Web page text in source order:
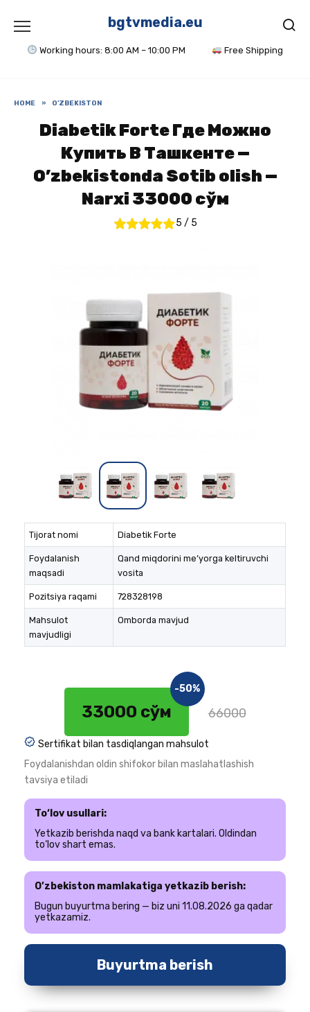
content
bgtvmedia.eu
Working hours: 8:00 AM – 10:00 PM Free Shipping
HOME » O'ZBEKISTON
Diabetik Forte Где Можно
Купить В Ташкенте —
O’zbekistonda Sotib olish —
Narxi 33000 сўм
5 / 5
Tijorat nomi Diabetik Forte
Foydalanish
maqsadi
Qand miqdorini me’yorga keltiruvchi
vosita
Pozitsiya raqami 728328198
Mahsulot
mavjudligi
Omborda mavjud
33000 сўм
-50%
66000
Sertifikat bilan tasdiqlangan mahsulot
Foydalanishdan oldin shifokor bilan maslahatlashish
tavsiya etiladi
To‘lov usullari:
Yetkazib berishda naqd va bank kartalari. Oldindan
to‘lov shart emas.
O’zbekiston mamlakatiga yetkazib berish:
Bugun buyurtma bering — biz uni 11.08.2026 ga qadar
yetkazamiz.
Buyurtma berish